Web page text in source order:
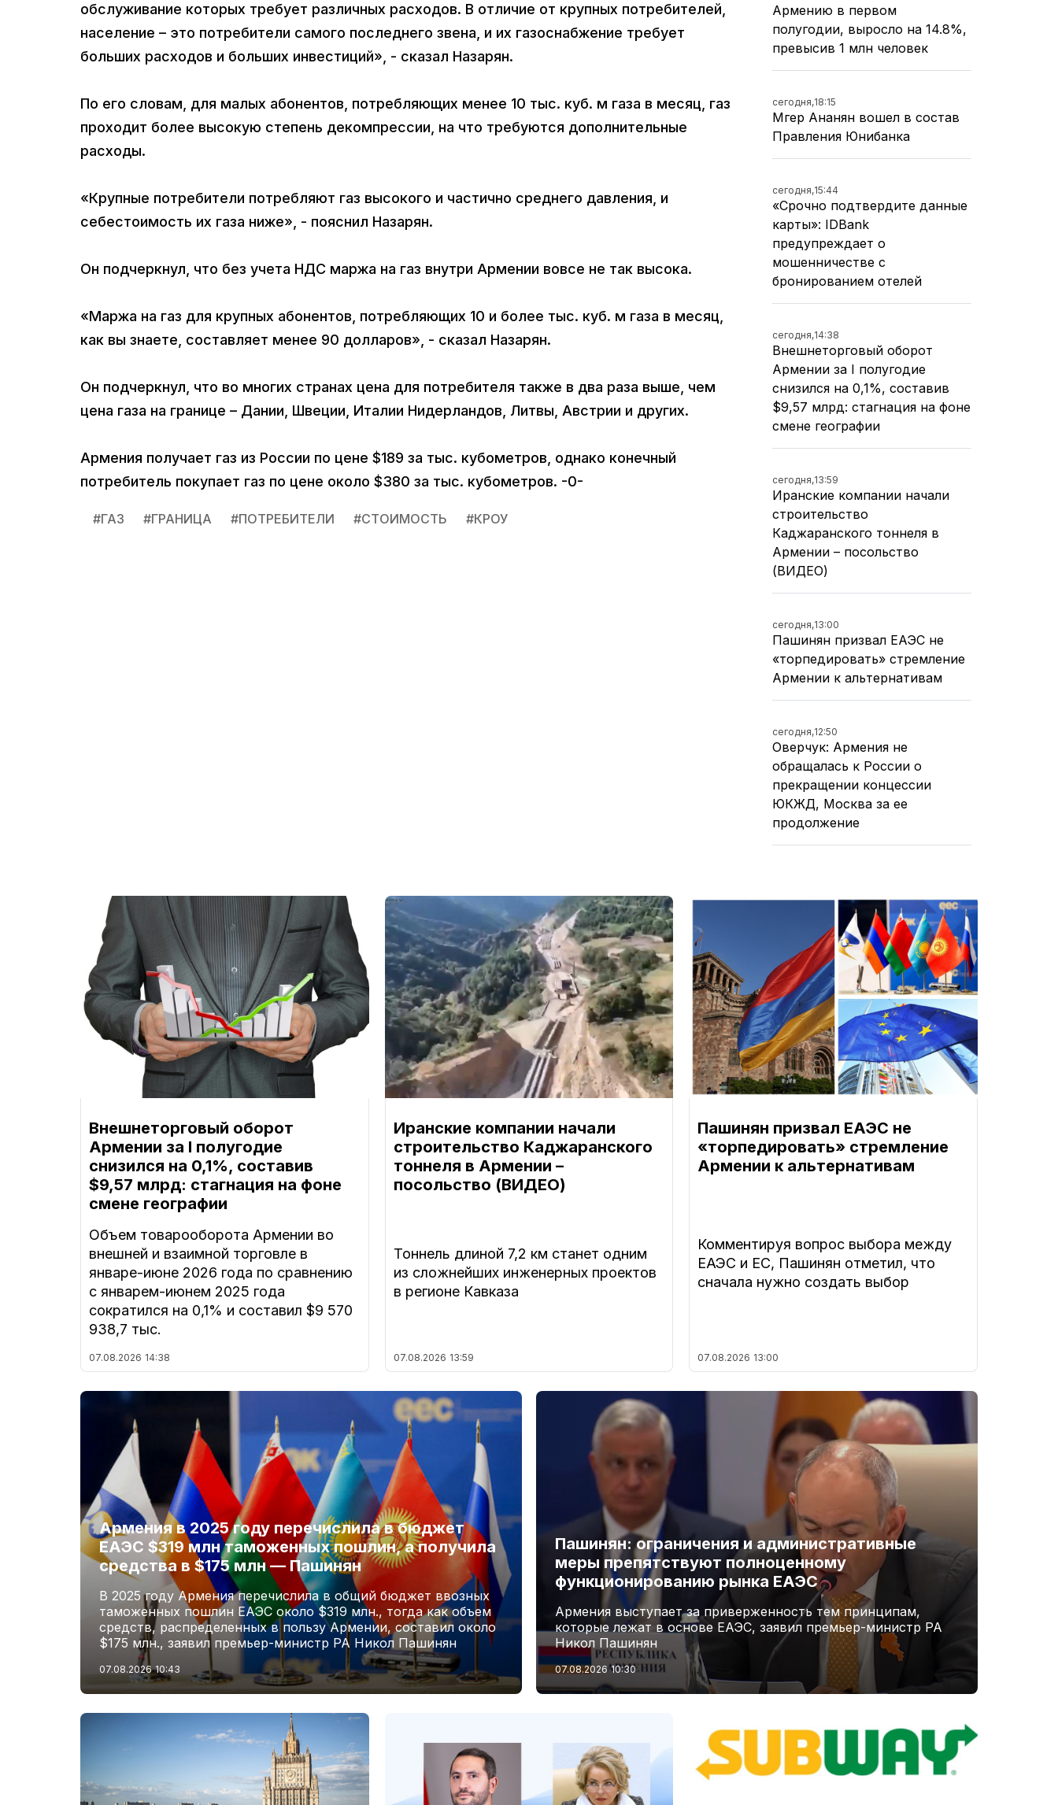
обслуживание которых требует различных расходов. В отличие от крупных потребителей,
население – это потребители самого последнего звена, и их газоснабжение требует
больших расходов и больших инвестиций», - сказал Назарян.
По его словам, для малых абонентов, потребляющих менее 10 тыс. куб. м газа в месяц, газ
проходит более высокую степень декомпрессии, на что требуются дополнительные
расходы.
«Крупные потребители потребляют газ высокого и частично среднего давления, и
себестоимость их газа ниже», - пояснил Назарян.
Он подчеркнул, что без учета НДС маржа на газ внутри Армении вовсе не так высока.
«Маржа на газ для крупных абонентов, потребляющих 10 и более тыс. куб. м газа в месяц,
как вы знаете, составляет менее 90 долларов», - сказал Назарян.
Он подчеркнул, что во многих странах цена для потребителя также в два раза выше, чем
цена газа на границе – Дании, Швеции, Италии Нидерландов, Литвы, Австрии и других.
Армения получает газ из России по цене $189 за тыс. кубометров, однако конечный
потребитель покупает газ по цене около $380 за тыс. кубометров. -0-
#ГАЗ #ГРАНИЦА #ПОТРЕБИТЕЛИ #СТОИМОСТЬ #КРОУ
Армению в первом
полугодии, выросло на 14.8%,
превысив 1 млн человек
сегодня,18:15
Мгер Ананян вошел в состав
Правления Юнибанка
сегодня,15:44
«Срочно подтвердите данные
карты»: IDBank
предупреждает о
мошенничестве с
бронированием отелей
сегодня,14:38
Внешнеторговый оборот
Армении за I полугодие
снизился на 0,1%, составив
$9,57 млрд: стагнация на фоне
смене географии
сегодня,13:59
Иранские компании начали
строительство
Каджаранского тоннеля в
Армении – посольство
(ВИДЕО)
сегодня,13:00
Пашинян призвал ЕАЭС не
«торпедировать» стремление
Армении к альтернативам
сегодня,12:50
Оверчук: Армения не
обращалась к России о
прекращении концессии
ЮКЖД, Москва за ее
продолжение
Внешнеторговый оборот
Армении за I полугодие
снизился на 0,1%, составив
$9,57 млрд: стагнация на фоне
смене географии
Объем товарооборота Армении во
внешней и взаимной торговле в
январе-июне 2026 года по сравнению
с январем-июнем 2025 года
сократился на 0,1% и составил $9 570
938,7 тыс.
07.08.2026 14:38
Иранские компании начали
строительство Каджаранского
тоннеля в Армении –
посольство (ВИДЕО)
Тоннель длиной 7,2 км станет одним
из сложнейших инженерных проектов
в регионе Кавказа
07.08.2026 13:59
Пашинян призвал ЕАЭС не
«торпедировать» стремление
Армении к альтернативам
Комментируя вопрос выбора между
ЕАЭС и ЕС, Пашинян отметил, что
сначала нужно создать выбор
07.08.2026 13:00
Армения в 2025 году перечислила в бюджет
ЕАЭС $319 млн таможенных пошлин, а получила
средства в $175 млн — Пашинян
В 2025 году Армения перечислила в общий бюджет ввозных
таможенных пошлин ЕАЭС около $319 млн., тогда как объем
средств, распределенных в пользу Армении, составил около
$175 млн., заявил премьер-министр РА Никол Пашинян
07.08.2026 10:43
Пашинян: ограничения и административные
меры препятствуют полноценному
функционированию рынка ЕАЭС
Армения выступает за приверженность тем принципам,
которые лежат в основе ЕАЭС, заявил премьер-министр РА
Никол Пашинян
07.08.2026 10:30